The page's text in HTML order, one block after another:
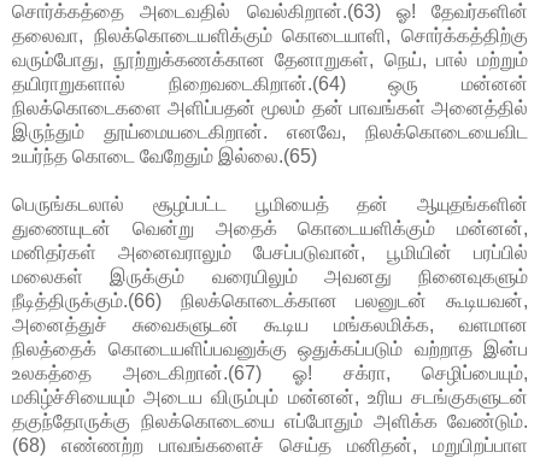
சொர்க்கத்தை அடைவதில் வெல்கிறான்.(63) ஓ! தேவர்களின்
தலைவா, நிலக்கொடையளிக்கும் கொடையாளி, சொர்க்கத்திற்கு
வரும்போது, நூற்றுக்கணக்கான தேனாறுகள், நெய், பால் மற்றும்
தயிராறுகளால் நிறைவடைகிறான்.(64) ஒரு மன்னன்
நிலக்கொடைகளை அளிப்பதன் மூலம் தன் பாவங்கள் அனைத்தில்
இருந்தும் தூய்மையடைகிறான். எனவே, நிலக்கொடையைவிட
உயர்ந்த கொடை வேறேதும் இல்லை.(65)
பெருங்கடலால் சூழப்பட்ட பூமியைத் தன் ஆயுதங்களின்
துணையுடன் வென்று அதைக் கொடையளிக்கும் மன்னன்,
மனிதர்கள் அனைவராலும் பேசப்படுவான், பூமியின் பரப்பில்
மலைகள் இருக்கும் வரையிலும் அவனது நினைவுகளும்
நீடித்திருக்கும்.(66) நிலக்கொடைக்கான பலனுடன் கூடியவன்,
அனைத்துச் சுவைகளுடன் கூடிய மங்கலமிக்க, வளமான
நிலத்தைக் கொடையளிப்பவனுக்கு ஒதுக்கப்படும் வற்றாத இன்ப
உலகத்தை அடைகிறான்.(67) ஓ! சக்ரா, செழிப்பையும்,
மகிழ்ச்சியையும் அடைய விரும்பும் மன்னன், உரிய சடங்குகளுடன்
தகுந்தோருக்கு நிலக்கொடையை எப்போதும் அளிக்க வேண்டும்.
(68) எண்ணற்ற பாவங்களைச் செய்த மனிதன், மறுபிறப்பாள